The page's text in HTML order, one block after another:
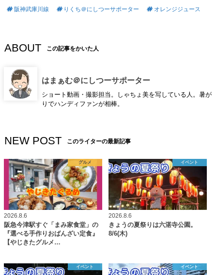
阪神武庫川線
りくち＠にしつーサポーター オレンジジュース
ABOUT この記事をかいた人
はまぁむ＠にしつーサポーター
ショート動画・撮影担当。しゃちょ美を写している人。暑が
りでハンディファンが相棒。
NEW POST このライターの最新記事
グルメ
2026.8.6
阪急今津駅すぐ「まみ家食堂」の
『選べる手作りおばんざい定食』
【やじきたグルメ…
イベント
2026.8.6
きょうの夏祭りは六湛寺公園。
8/6(木)
イベント イベント